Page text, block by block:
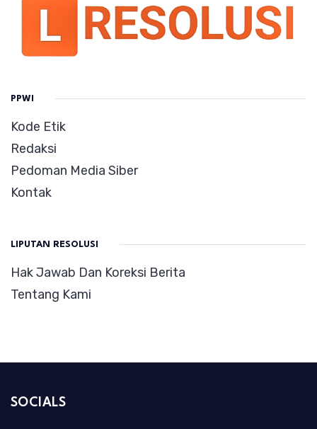
PPWI
Kode Etik
Redaksi
Pedoman Media Siber
Kontak
LIPUTAN RESOLUSI
Hak Jawab Dan Koreksi Berita
Tentang Kami
SOCIALS